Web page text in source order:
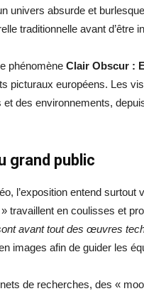
univers absurde et
traditionnelle avant d’être
phénomène Clair Obscur :
picturaux européens. Les
des environnements,
grand public
l’exposition entend surtout
travaillent en coulisses et
avant tout des œuvres
images afin de guider les
de recherches, des «